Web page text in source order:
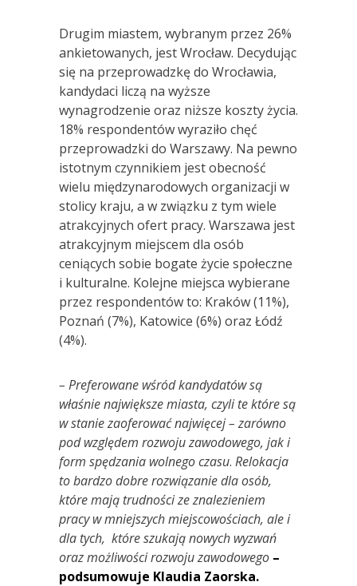
Drugim miastem, wybranym przez 26%
ankietowanych, jest Wrocław. Decydując
się na przeprowadzkę do Wrocławia,
kandydaci liczą na wyższe
wynagrodzenie oraz niższe koszty życia.
18% respondentów wyraziło chęć
przeprowadzki do Warszawy. Na pewno
istotnym czynnikiem jest obecność
wielu międzynarodowych organizacji w
stolicy kraju, a w związku z tym wiele
atrakcyjnych ofert pracy. Warszawa jest
atrakcyjnym miejscem dla osób
ceniących sobie bogate życie społeczne
i kulturalne. Kolejne miejsca wybierane
przez respondentów to: Kraków (11%),
Poznań (7%), Katowice (6%) oraz Łódź
(4%).
– Preferowane wśród kandydatów są
właśnie największe miasta, czyli te które są
w stanie zaoferować najwięcej – zarówno
pod względem rozwoju zawodowego, jak i
form spędzania wolnego czasu. Relokacja
to bardzo dobre rozwiązanie dla osób,
które mają trudności ze znalezieniem
pracy w mniejszych miejscowościach, ale i
dla tych, które szukają nowych wyzwań
oraz możliwości rozwoju zawodowego –
podsumowuje Klaudia Zaorska.